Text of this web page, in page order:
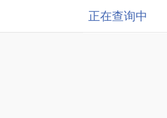
正在查询中